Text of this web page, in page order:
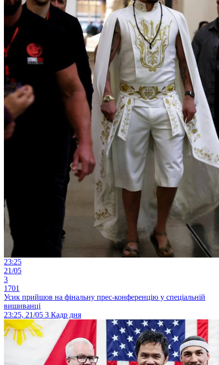
23:25
21/05
3
1701
Усик прийшов на фінальну прес-конференцію у спеціальній
вишиванці
23:25, 21/05 3 Кадр дня